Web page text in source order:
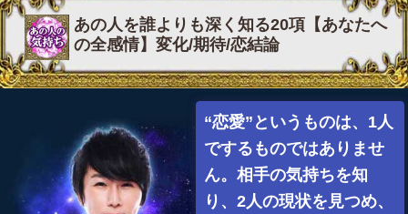
あの人を誰よりも深く知る20項【あなたへ
の全感情】変化/期待/恋結論
“恋愛”というものは、1人
でするものではありませ
ん。相手の気持ちを知
り、2人の現状を見つめ、